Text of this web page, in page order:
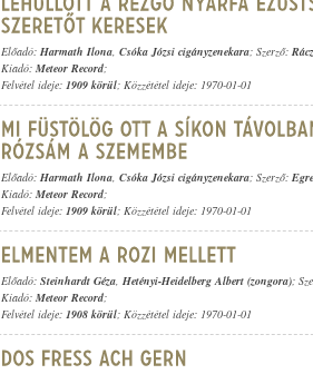
Előadó: Harmath Ilona, Csóka Józsi cigányzenekara; Szerző:
Kiadó: Meteor Record;
Felvétel ideje: 1909 körül; Közzététel ideje: 1970-01-01
Előadó: Harmath Ilona, Csóka Józsi cigányzenekara; Szerző:
Kiadó: Meteor Record;
Felvétel ideje: 1909 körül; Közzététel ideje: 1970-01-01
Előadó: Steinhardt Géza, Hetényi-Heidelberg Albert (zongora);
Kiadó: Meteor Record;
Felvétel ideje: 1908 körül; Közzététel ideje: 1970-01-01